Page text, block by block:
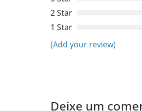
2 Star
1 Star
(Add your review)
Deixe um